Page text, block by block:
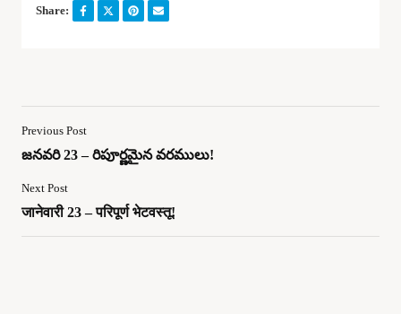
Share:
Previous Post
జనవరి 23 – రిపూర్ణమైన వరములు!
Next Post
जानेवारी 23 – परिपूर्ण भेटवस्तू!